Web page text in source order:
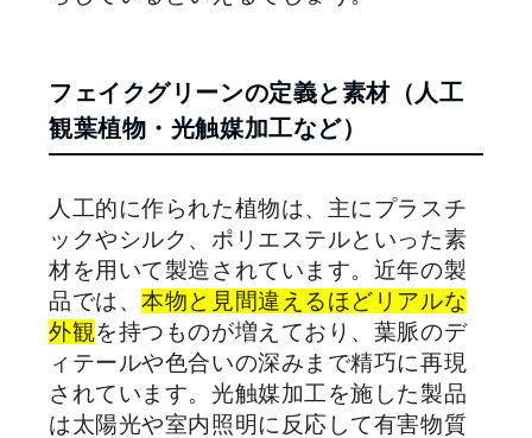
フェイクグリーンの定義と素材（人工
観葉植物・光触媒加工など）
人工的に作られた植物は、主にプラスチ
ックやシルク、ポリエステルといった素
材を用いて製造されています。近年の製
品では、本物と見間違えるほどリアルな
外観を持つものが増えており、葉脈のデ
ィテールや色合いの深みまで精巧に再現
されています。光触媒加工を施した製品
は太陽光や室内照明に反応して有害物質